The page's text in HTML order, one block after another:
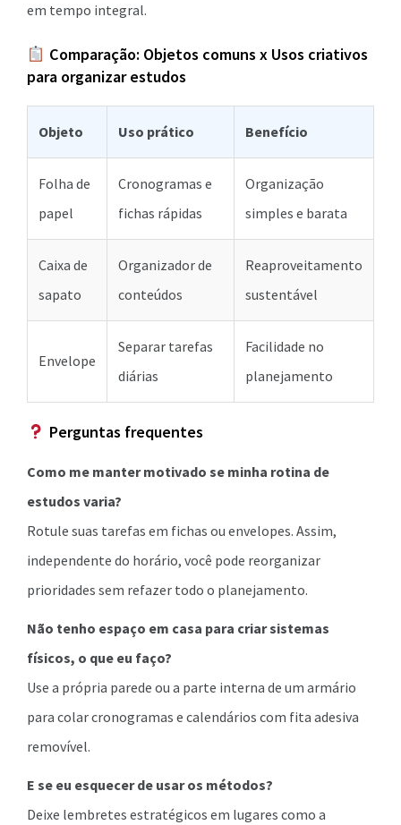
em tempo integral.
Comparação: Objetos comuns x Usos criativos
para organizar estudos
Objeto Uso prático Benefício
Folha de
papel
Cronogramas e
fichas rápidas
Organização
simples e barata
Caixa de
sapato
Organizador de
conteúdos
Reaproveitamento
sustentável
Envelope
Separar tarefas
diárias
Facilidade no
planejamento
Perguntas frequentes
Como me manter motivado se minha rotina de
estudos varia?
Rotule suas tarefas em fichas ou envelopes. Assim,
independente do horário, você pode reorganizar
prioridades sem refazer todo o planejamento.
Não tenho espaço em casa para criar sistemas
físicos, o que eu faço?
Use a própria parede ou a parte interna de um armário
para colar cronogramas e calendários com fita adesiva
removível.
E se eu esquecer de usar os métodos?
Deixe lembretes estratégicos em lugares como a